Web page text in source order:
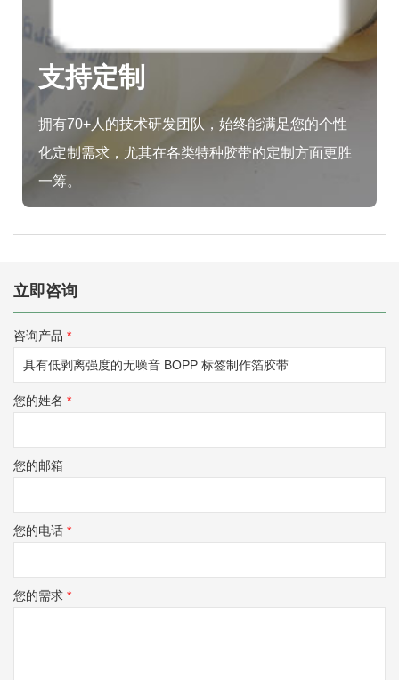
支持定制
拥有70+人的技术研发团队，始终能满足您的个性
化定制需求，尤其在各类特种胶带的定制方面更胜
一筹。
立即咨询
咨询产品 *
您的姓名 *
您的邮箱
您的电话 *
您的需求 *